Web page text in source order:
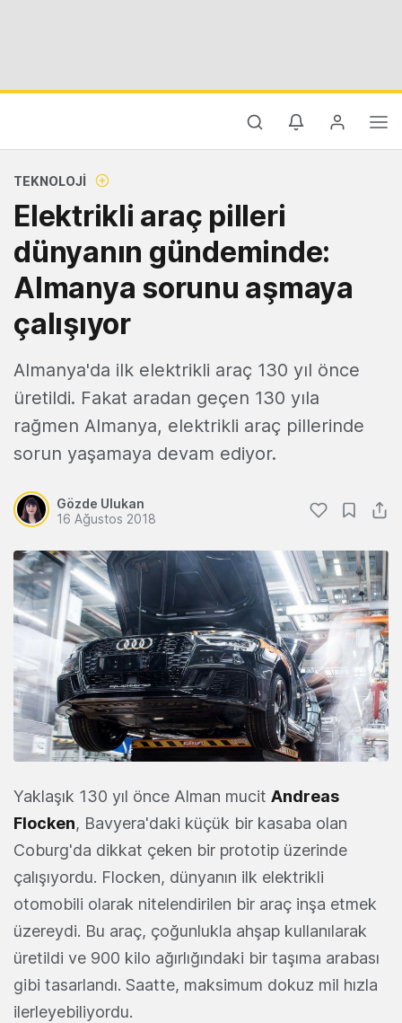
TEKNOLOJI
Elektrikli araç pilleri
dünyanın gündeminde:
Almanya sorunu aşmaya
çalışıyor
Almanya'da ilk elektrikli araç 130 yıl önce
üretildi. Fakat aradan geçen 130 yıla
rağmen Almanya, elektrikli araç pillerinde
sorun yaşamaya devam ediyor.
Gözde Ulukan
16 Ağustos 2018
Yaklaşık 130 yıl önce Alman mucit Andreas
Flocken, Bavyera'daki küçük bir kasaba olan
Coburg'da dikkat çeken bir prototip üzerinde
çalışıyordu. Flocken, dünyanın ilk elektrikli
otomobili olarak nitelendirilen bir araç inşa etmek
üzereydi. Bu araç, çoğunlukla ahşap kullanılarak
üretildi ve 900 kilo ağırlığındaki bir taşıma arabası
gibi tasarlandı. Saatte, maksimum dokuz mil hızla
ilerleyebiliyordu.